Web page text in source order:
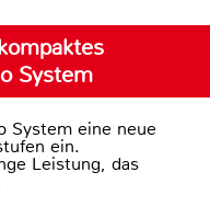
System
System eine neue
ein.
Leistung, das